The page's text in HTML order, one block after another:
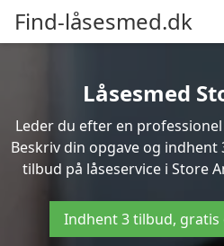
Find-låsesmed.dk
Låsesmed
Leder du efter en
Beskriv din opgave og
tilbud på låseservice i Store
Indhent 3 tilbud,